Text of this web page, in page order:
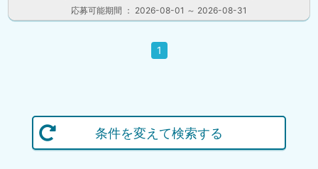
応募可能期間 ： 2026-08-01 ～ 2026-08-31
1
条件を変えて検索する